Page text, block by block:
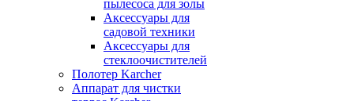
пылесоса для золы
Аксессуары для
садовой техники
Аксессуары для
стеклоочистителей
Полотер Karcher
Аппарат для чистки